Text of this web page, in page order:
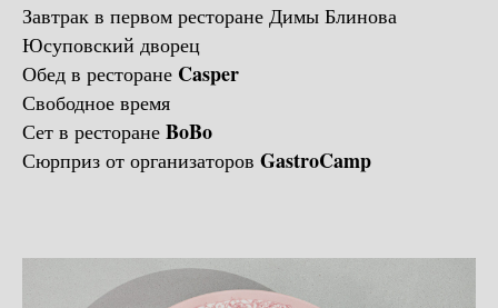
Завтрак в первом ресторане Димы Блинова
Юсуповский дворец
Обед в ресторане Casper
Свободное время
Сет в ресторане BoBo
Сюрприз от организаторов GastroCamp